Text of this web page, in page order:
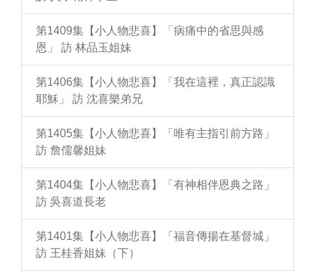
第1409集【小人物悲喜】「病痛中的省思與感
恩」 訪 林品玉姐妹
第1406集【小人物悲喜】「我在這裡，真正認識
耶穌」 訪 沈喜樂弟兄
第1405集【小人物悲喜】「唯有主指引前方路」
訪 詹儒馨姐妹
第1404集【小人物悲喜】「有神相伴恩典之路」
訪 吳喜道長老
第1401集【小人物悲喜】「福音傳揚在基督城」
訪 王桂香姐妹（下）